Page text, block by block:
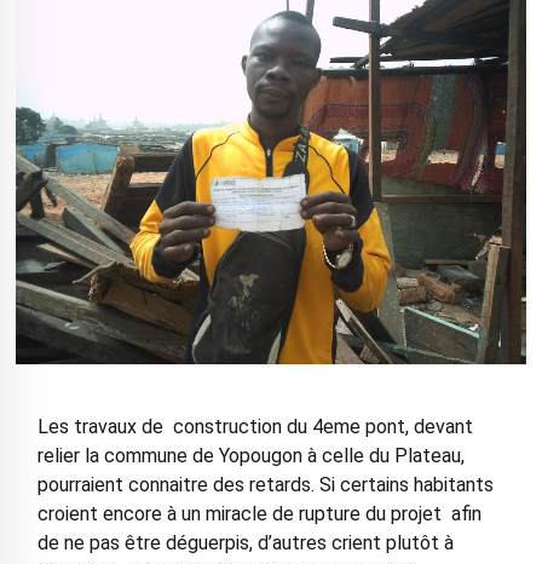
Les travaux de construction du 4eme pont, devant
relier la commune de Yopougon à celle du Plateau,
pourraient connaitre des retards. Si certains habitants
croient encore à un miracle de rupture du projet afin
de ne pas être déguerpis, d’autres crient plutôt à